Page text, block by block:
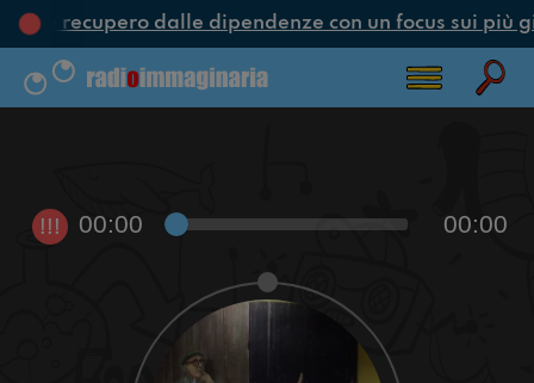
e recupero dalle dipendenze con un focus sui più
!!! 00:00 00:00